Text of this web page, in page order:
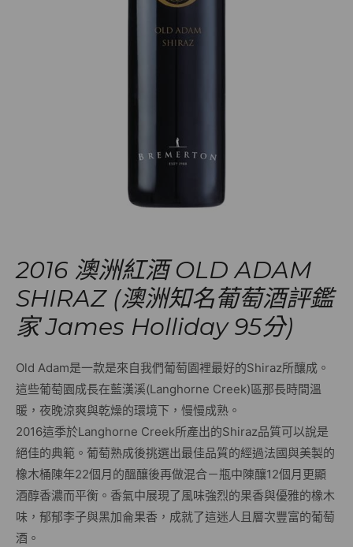
2016 澳洲紅酒 OLD ADAM
SHIRAZ (澳洲知名葡萄酒評鑑
家 James Holliday 95分)
Old Adam是一款是來自我們葡萄園裡最好的Shiraz所釀成。
這些葡萄園成長在藍漢溪(Langhorne Creek)區那長時間溫
暖，夜晚涼爽與乾燥的環境下，慢慢成熟。
2016這季於Langhorne Creek所產出的Shiraz品質可以說是
絕佳的典範。葡萄熟成後挑選出最佳品質的經過法國與美製的
橡木桶陳年22個月的醞釀後再做混合－瓶中陳釀12個月更顯
酒醇香濃而平衡。香氣中展現了風味強烈的果香與優雅的橡木
味，郁郁李子與黑加侖果香，成就了這迷人且層次豐富的葡萄
酒。